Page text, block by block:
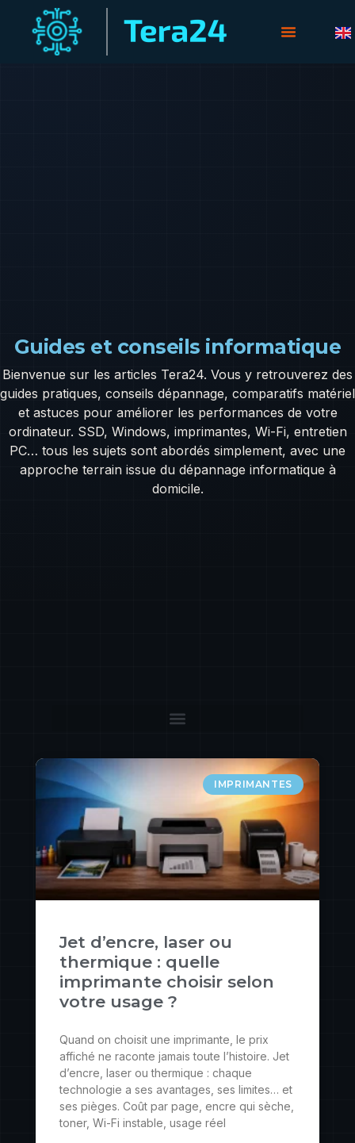
Guides et conseils informatique
Bienvenue sur les articles Tera24. Vous y retrouverez des
guides pratiques, conseils dépannage, comparatifs matériel
et astuces pour améliorer les performances de votre
ordinateur. SSD, Windows, imprimantes, Wi-Fi, entretien
PC… tous les sujets sont abordés simplement, avec une
approche terrain issue du dépannage informatique à
domicile.
IMPRIMANTES
Jet d’encre, laser ou
thermique : quelle
imprimante choisir selon
votre usage ?
Quand on choisit une imprimante, le prix
affiché ne raconte jamais toute l’histoire. Jet
d’encre, laser ou thermique : chaque
technologie a ses avantages, ses limites… et
ses pièges. Coût par page, encre qui sèche,
toner, Wi-Fi instable, usage réel